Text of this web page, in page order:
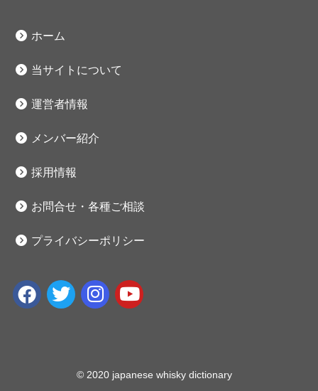
ホーム
当サイトについて
運営者情報
メンバー紹介
採用情報
お問合せ・各種ご相談
プライバシーポリシー
© 2020 japanese whisky dictionary